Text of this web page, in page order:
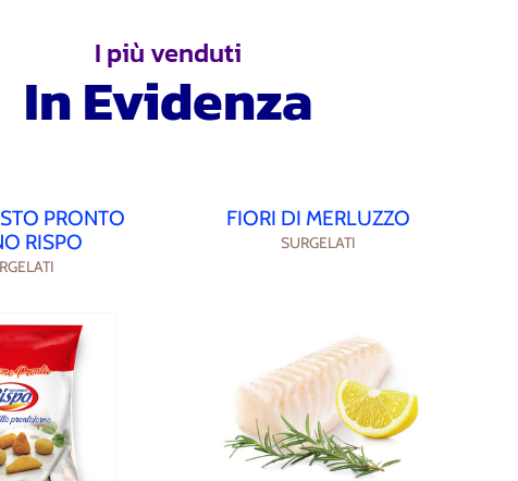
I più venduti
In Evidenza
PRONTO
RISPO
FIORI DI MERLUZZO
SURGELATI